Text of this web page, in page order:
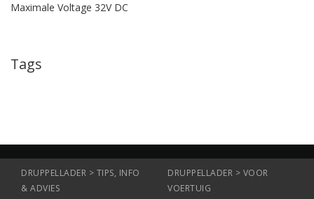
Maximale Voltage 32V DC
Tags
DRUPPELLADER > TIPS, INFO
& ADVIES
DRUPPELLADER > VOOR
VOERTUIG